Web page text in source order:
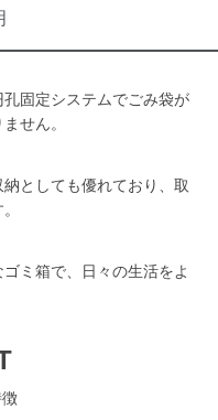
固定システムでごみ袋が
せん。
としても優れており、取
ミ箱で、日々の生活をよ